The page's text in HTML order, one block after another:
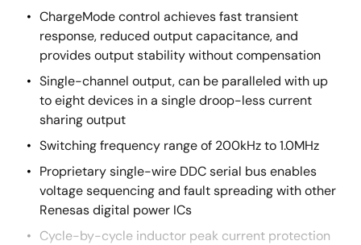
ChargeMode control achieves fast transient
response, reduced output capacitance, and
provides output stability without compensation
Single-channel output, can be paralleled with up
to eight devices in a single droop-less current
sharing output
Switching frequency range of 200kHz to 1.0MHz
Proprietary single-wire DDC serial bus enables
voltage sequencing and fault spreading with other
Renesas digital power ICs
Cycle-by-cycle inductor peak current protection